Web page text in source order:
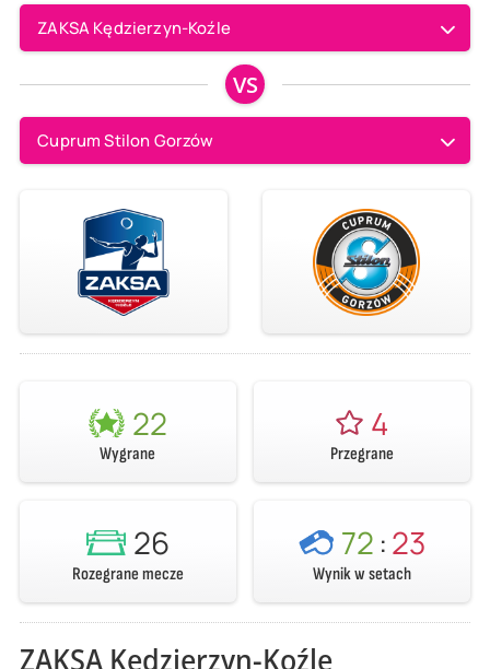
ZAKSA Kędzierzyn-Koźle
VS
Cuprum Stilon Gorzów
22
Wygrane
4
Przegrane
26
Rozegrane mecze
72 :23
Wynik w setach
ZAKSA Kędzierzyn-Koźle